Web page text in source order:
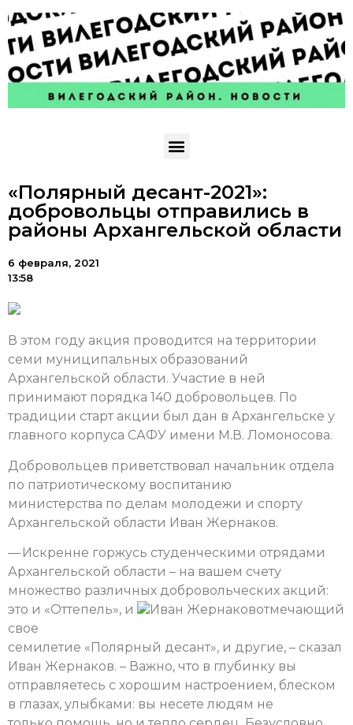
«Полярный десант-2021»:
добровольцы отправились в
районы Архангельской области
6 февраля, 2021
13:58
В этом году акция проводится на территории
семи муниципальных образований
Архангельской области. Участие в ней
принимают порядка 140 добровольцев. По
традиции старт акции был дан в Архангельске у
главного корпуса САФУ имени М.В. Ломоносова.
Добровольцев приветствовал начальник отдела
по патриотическому воспитанию
министерства по делам молодежи и спорту
Архангельской области Иван Жернаков.
— Искренне горжусь студенческими отрядами
Архангельской области – на вашем счету
множество различных добровольческих акций:
это и «Оттепель», и
Иван Жернаковотмечающий
свое
семилетие «Полярный десант», и другие, – сказал
Иван Жернаков. – Важно, что в глубинку вы
отправляетесь с хорошим настроением, блеском
в глазах, улыбками: вы несете людям не